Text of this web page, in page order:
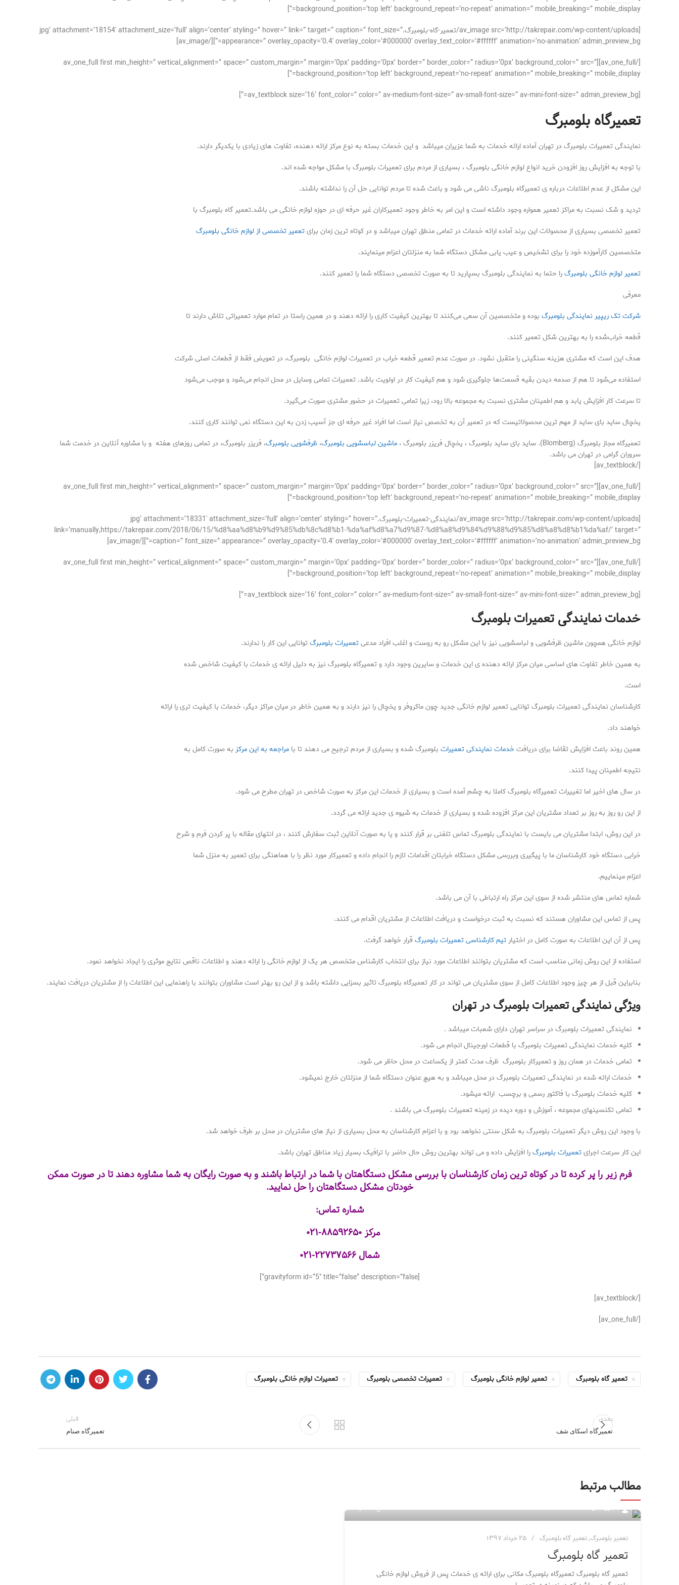
background_position=’top left’ background_repeat=’no-repeat’ animation=” mobile_breaking=” mobile_display=”]
[av_image src=’http://takrepair.com/wp-content/uploads/تعمیر-گاه-بلومبرگ.jpg’ attachment=’18154′ attachment_size=’full’ align=’center’ styling=” hover=” link=” target=” caption=” font_size=”
appearance=” overlay_opacity=’0.4′ overlay_color=’#000000′ overlay_text_color=’#ffffff’ animation=’no-animation’ admin_preview_bg=”][/av_image]
[/av_one_full][av_one_full first min_height=” vertical_alignment=” space=” custom_margin=” margin=’0px’ padding=’0px’ border=” border_color=” radius=’0px’ background_color=” src=”
background_position=’top left’ background_repeat=’no-repeat’ animation=” mobile_breaking=” mobile_display=”]
[av_textblock size=’16’ font_color=” color=” av-medium-font-size=” av-small-font-size=” av-mini-font-size=” admin_preview_bg=”]
تعمیرگاه بلومبرگ
نمایندگی تعمیرات بلومبرگ در تهران آماده ارائه خدمات به شما عزیران میباشد و این خدمات بسته به نوع مرکز ارائه دهنده، تفاوت های زیادی با یکدیگر دارند.
با توجه به افزایش روز افزودن خرید انواع لوازم خانگی بلومبرگ ، بسیاری از مردم برای تعمیرات بلومبرگ با مشکل مواجه شده اند.
این مشکل از عدم اطلاعات درباره ی تعمیرگاه بلومبرگ ناشی می شود و باعث شده تا مردم توانایی حل آن را نداشته باشند.
تردید و شک نسبت به مراکز تعمیر همواره وجود داشته است و این امر به خاطر وجود تعمیرکاران غیر حرفه ای در حوزه لوازم خانگی می باشد.تعمیر گاه بلومبرگ با
تعمیر تخصصی بسیاری از محصولات این برند آماده ارائه خدمات در تمامی منطق تهران میباشد و در کوتاه ترین زمان برایتعمیر تخصصی از لوازم خانگی بلومبرگ
متخصصین کارآموزده خود را برای تشخیص و عیب یابی مشکل دستگاه شما به منزلتان اعزام مینمایند.
تعمیر لوازم خانگی بلومبرگرا حتما به نمایندگی بلومبرگ بسپارید تا به صورت تخصصی دستگاه شما را تعمیر کنند.
معرفی
شرکت تک ریپیر نمایندگی بلومبرگ بوده و متخصصین آن سعی می‌کنند تا بهترین کیفیت کاری را ارائه دهند و در همین راستا در تمام موارد تعمیراتی تلاش دارند تا
قطعه خراب‌شده را به بهترین شکل تعمیر کنند.
هدف این است که مشتری هزینه سنگینی را متقبل نشود. در صورت عدم تعمیر قطعه خراب در تعمیرات لوازم خانگی بلومبرگ، در تعویض فقط از قطعات اصلی شرکت
استفاده می‌شود تا هم از صدمه دیدن بقیه قسمت‌ها جلوگیری شود و هم کیفیت کار در اولویت باشد. تعمیرات تمامی وسایل در محل انجام می‌شود و موجب می‌شود
تا سرعت کار افزایش یابد و هم اطمینان مشتری نسبت به مجموعه بالا رود، زیرا تمامی تعمیرات در حضور مشتری صورت می‌گیرد.
یخچال ساید بای ساید از مهم ترین محصولاتیست که در تعمیر آن به تخصص نیاز است اما افراد غیر حرفه ای جز آسیب زدن به این دستگاه نمی توانند کاری کنند.
تعمیرگاه مجاز بلومبرگ (Blomberg). ساید بای ساید بلومبرگ ، یخچال فریزر بلومبرگ ،
ماشین لباسشویی بلومبرگ، ظرفشویی بلومبرگ، فریزر بلومبرگ، در تمامی روزهای هفته و با مشاوره آنلاین در خدمت شما
سروران گرامی در تهران می باشد.
[/av_textblock]
[/av_one_full][av_one_full first min_height=” vertical_alignment=” space=” custom_margin=” margin=’0px’ padding=’0px’ border=” border_color=” radius=’0px’ background_color=” src=”
background_position=’top left’ background_repeat=’no-repeat’ animation=” mobile_breaking=” mobile_display=”]
[av_image src=’http://takrepair.com/wp-content/uploads/نمایندگی-تعمیرات-بلومبرگ.jpg’ attachment=’18331′ attachment_size=’full’ align=’center’ styling=” hover=”
link=’manually,https://takrepair.com/2018/06/15/%d8%aa%d8%b9%d9%85%db%8c%d8%b1-%da%af%d8%a7%d9%87-%d8%a8%d9%84%d9%88%d9%85%d8%a8%d8%b1%da%af/’ target=”
caption=” font_size=” appearance=” overlay_opacity=’0.4′ overlay_color=’#000000′ overlay_text_color=’#ffffff’ animation=’no-animation’ admin_preview_bg=”][/av_image]
[/av_one_full][av_one_full first min_height=” vertical_alignment=” space=” custom_margin=” margin=’0px’ padding=’0px’ border=” border_color=” radius=’0px’ background_color=” src=”
background_position=’top left’ background_repeat=’no-repeat’ animation=” mobile_breaking=” mobile_display=”]
[av_textblock size=’16’ font_color=” color=” av-medium-font-size=” av-small-font-size=” av-mini-font-size=” admin_preview_bg=”]
خدمات نمایندگی تعمیرات بلومبرگ
لوازم خانگی همچون ماشین ظرفشویی و لباسشویی نیز با این مشکل رو به روست و اغلب افراد مدعیتعمیرات بلومبرگ توانایی این کار را ندارند.
به همین خاطر تفاوت های اساسی میان مرکز ارائه دهنده ی این خدمات و سایرین وجود دارد و تعمیرگاه بلومبرگ نیز به دلیل ارائه ی خدمات با کیفیت شاخص شده
است.
کارشناسان نمایندگی تعمیرات بلومبرگ توانایی تعمیر لوازم خانگی جدید چون ماکروفر و یخچال را نیز دارند و به همین خاطر در میان مراکز دیگر، خدمات با کیفیت تری را ارائه
خواهند داد.
همین روند باعث افزایش تقاضا برای دریافت خدمات نمایندکی تعمیرات بلومبرگ شده و بسیاری از مردم ترجیح می دهند تا با مراجعه به این مرکز به صورت کامل به
نتیجه اطمینان پیدا کنند.
در سال های اخیر اما تغییرات تعمیرگاه بلومبرگ کاملا به چشم آمده است و بسیاری از خدمات این مرکز به صورت شاخص در تهران مطرح می شود.
از این رو روز به روز بر تعداد مشتریان این مرکز افزوده شده و بسیاری از خدمات به شیوه ی جدید ارائه می گردد.
در این روش، ابتدا مشتریان می بایست با نمایندگی بلومبرگ تماس تلفنی بر قرار کنند و یا به صورت آنلاین ثبت سفارش کنند ، در انتهای مقاله با پر کردن فرم و شرح
خرابی دستگاه خود کارشناسان ما با پیگیری وبررسی مشکل دستگاه خرابتان اقدامات لازم را انجام داده و تعمیرکار مورد نظر را با هماهنگی برای تعمیر به منزل شما
اعزام مینماییم.
شماره تماس های منتشر شده از سوی این مرکز راه ارتباطی با آن می باشد.
پس از تماس این مشاوران هستند که نسبت به ثبت درخواست و دریافت اطلاعات از مشتریان اقدام می کنند.
پس از آن این اطلاعات به صورت کامل در اختیارتیم کارشناسی تعمیرات بلومبرگ قرار خواهد گرفت.
استفاده از این روش زمانی مناسب است که مشتریان بتوانند اطلاعات مورد نیاز برای انتخاب کارشناس متخصص هر یک از لوازم خانگی را ارائه دهند و اطلاعات ناقص نتایج موثری را ایجاد نخواهد نمود.
بنابراین قبل از هر چیز وجود اطلاعات کامل از سوی مشتریان می تواند در کار تعمیرگاه بلومبرگ تاثیر بسزایی داشته باشد و از این رو بهتر است مشاوران بتوانند با راهنمایی این اطلاعات را از مشتریان دریافت نمایند.
ویژگی نمایندگی تعمیرات بلومبرگ در تهران
نمایندگی تعمیرات بلومبرگ در سراسر تهران دارای شعبات میباشد .
کلیه خدمات نمایندگی تعمیرات بلومبرگ با قطعات اورجینال انجام می شود.
تمامی خدمات در همان روز و تعمیرکار بلومبرگ ظرف مدت کمتر از یکساعت در محل حاظر می شود.
خدمات ارائه شده در نمایندگی تعمیرات بلومبرگ در محل میباشد و به هیچ عنوان دستگاه شما از منزلتان خارج نمیشود.
کلیه خدمات بلومبرگ با فاکتور رسمی و برچسب ارائه میشود.
تمامی تکنسینهای مجموعه ، آموزش و دوره دیده در زمینه تعمیرات بلومبرگ می باشند .
با وجود این روش دیگر تعمیرات بلومبرگ به شکل سنتی نخواهد بود و با اعزام کارشناسان به محل بسیاری از نیاز های مشتریان در محل بر طرف خواهد شد.
این کار سرعت اجرایتعمیرات بلومبرگرا افزایش داده و می تواند بهترین روش حال حاضر با ترافیک بسیار زیاد مناطق تهران باشد.
فرم زیر را پر کرده تا در کوتاه ترین زمان کارشناسان با بررسی مشکل دستگاهتان با شما در ارتباط باشند و به صورت رایگان به شما مشاوره دهند تا در صورت ممکن
خودتان مشکل دستگاهتان را حل نمایید.
شماره تماس:
مرکز۸۸۵۹۲۶۵۰-۰۲۱
شمال
[gravityform id=”5″ title=”false” description=”false”]
[/av_textblock]
[/av_one_full]
تعمیر گاه بلومبرگ تعمیر لوازم خانگی بلومبرگ تعمیرات تخصصی بلومبرگ تعمیرات لوازم خانگی بلومبرگ
بعدی
تعمیرگاه اسکای شف
قبلی
تعمیرگاه صنام
مطالب مرتبط
مدیر سایت
تعمیر بلومبرگ,تعمیر گاه بلومبرگ ۲۵ خرداد ۱۳۹۷
تعمیر گاه بلومبرگ
تعمیر گاه بلومبرگ تعمیرگاه بلومبرگ مکانی برای ارائه ی خدمات پس از فروش لوازم خانگی